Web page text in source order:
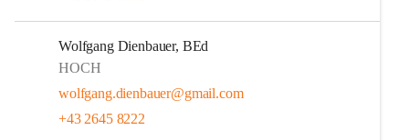
Wolfgang Dienbauer, BEd
HOCH
wolfgang.dienbauer@gmail.com
+43 2645 8222